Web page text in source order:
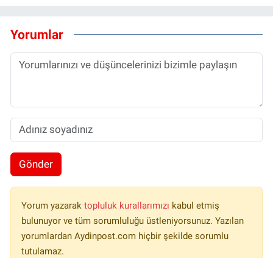
Yorumlar
Gönder
Yorum yazarak topluluk kurallarımızı kabul etmiş
bulunuyor ve tüm sorumluluğu üstleniyorsunuz. Yazılan
yorumlardan Aydinpost.com hiçbir şekilde sorumlu
tutulamaz.